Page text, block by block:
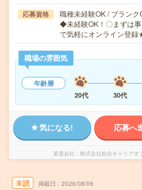
応募資格
職種未経験OK / ブラン
◆未経験OK！〇まずは
で気軽にオンライン登
職場の雰囲気
年齢層
20代
30代
気になる! 応募へ
派遣会社 株式会社綜合キャリアオ
未読 掲載日 2026/08/06